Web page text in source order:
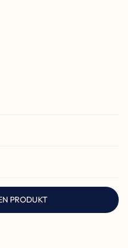
PRODUKT